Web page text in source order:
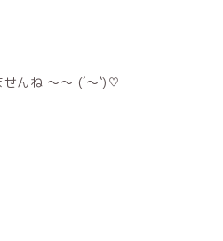
んね 〜〜 (´～`)♡